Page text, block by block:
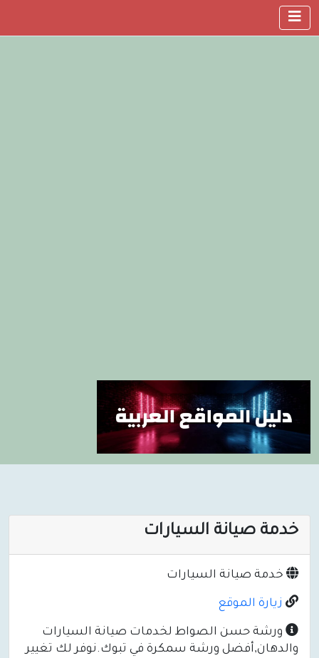
خدمة صيانة السيارات
خدمة صيانة السيارات
زيارة الموقع
ورشة حسن الصواط لخدمات صيانة السيارات
والدهان,أفضل ورشة سمكرة في تبوك.نوفر لك تغيير